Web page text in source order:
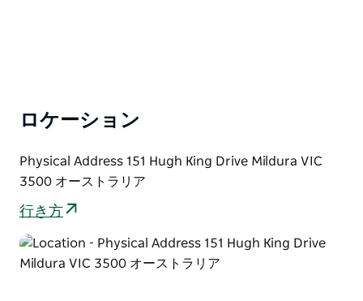
ロケーション
Physical Address 151 Hugh King Drive Mildura VIC
3500 オーストラリア
行き方